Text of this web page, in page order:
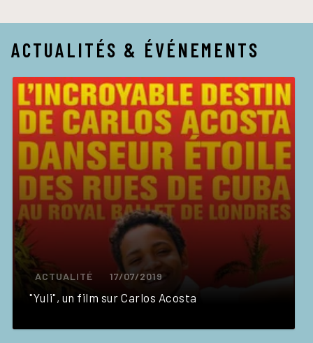
ACTUALITÉS & ÉVÉNEMENTS
ACTUALITÉ 17/07/2019
"Yuli", un film sur Carlos Acosta